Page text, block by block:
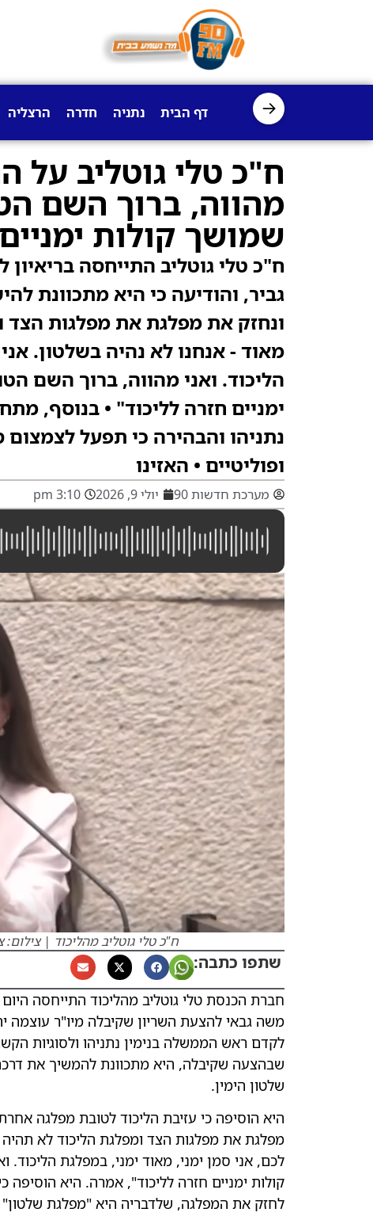
→ דף הבית נתניה חדרה הרצליה
ח"כ טלי גוטליב על
מהווה, ברוך השם
שמושך קולות
ח"כ טלי גוטליב התייחסה
גביר, והודיעה כי היא מתכוונת
ונחזק את מפלגת את מפלגות הצד
מאוד - אנחנו לא נהיה בשלטון.
הליכוד. ואני מהווה, ברוך השם
ימניים חזרה לליכוד" • בנוסף,
נתניהו והבהירה כי תפעל לצמצום
ופוליטיים • האזינו
מערכת חדשות 90 יולי 9, 2026 3:10 pm
ח"כ טלי גוטליב מהליכוד |
שתפו כתבה:
חברת הכנסת טלי גוטליב מהליכוד התייחסה
משה גבאי להצעת השריון שקיבלה מיו"ר עוצמה
לקדם ראש הממשלה בנימין נתניהו ולסוגיות
שבהצעה שקיבלה, היא מתכוונת להמשיך את
שלטון הימין.
היא הוסיפה כי עזיבת הליכוד לטובת מפלגה
מפלגת את מפלגות הצד ומפלגת הליכוד לא
לכם, אני סמן ימני, מאוד ימני, במפלגת
קולות ימניים חזרה לליכוד", אמרה. היא הוסיפה
לחזק את המפלגה, שלדבריה היא "מפלגת